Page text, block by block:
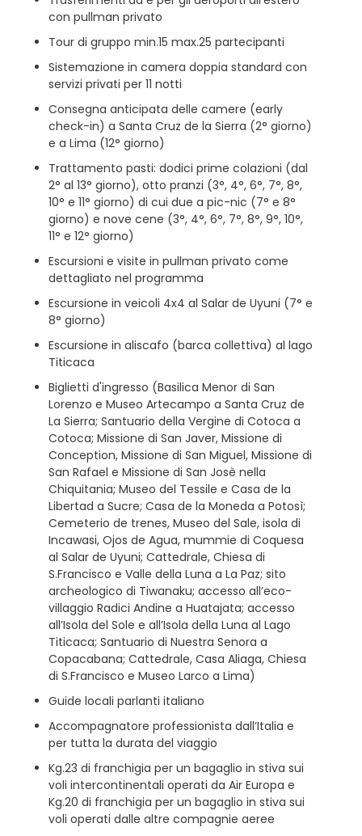
con pullman privato
Tour di gruppo min.15 max.25 partecipanti
Sistemazione in camera doppia standard con
servizi privati per 11 notti
Consegna anticipata delle camere (early
check-in) a Santa Cruz de la Sierra (2° giorno)
e a Lima (12° giorno)
Trattamento pasti: dodici prime colazioni (dal
2° al 13° giorno), otto pranzi (3°, 4°, 6°, 7°, 8°,
10° e 11° giorno) di cui due a pic-nic (7° e 8°
giorno) e nove cene (3°, 4°, 6°, 7°, 8°, 9°, 10°,
11° e 12° giorno)
Escursioni e visite in pullman privato come
dettagliato nel programma
Escursione in veicoli 4x4 al Salar de Uyuni (7° e
8° giorno)
Escursione in aliscafo (barca collettiva) al lago
Titicaca
Biglietti d'ingresso (Basilica Menor di San
Lorenzo e Museo Artecampo a Santa Cruz de
La Sierra; Santuario della Vergine di Cotoca a
Cotoca; Missione di San Javer, Missione di
Conception, Missione di San Miguel, Missione di
San Rafael e Missione di San Josè nella
Chiquitania; Museo del Tessile e Casa de la
Libertad a Sucre; Casa de la Moneda a Potosì;
Cemeterio de trenes, Museo del Sale, isola di
Incawasi, Ojos de Agua, mummie di Coquesa
al Salar de Uyuni; Cattedrale, Chiesa di
S.Francisco e Valle della Luna a La Paz; sito
archeologico di Tiwanaku; accesso all’eco-
villaggio Radici Andine a Huatajata; accesso
all’Isola del Sole e all’Isola della Luna al Lago
Titicaca; Santuario di Nuestra Senora a
Copacabana; Cattedrale, Casa Aliaga, Chiesa
di S.Francisco e Museo Larco a Lima)
Guide locali parlanti italiano
Accompagnatore professionista dall’Italia e
per tutta la durata del viaggio
Kg.23 di franchigia per un bagaglio in stiva sui
voli intercontinentali operati da Air Europa e
Kg.20 di franchigia per un bagaglio in stiva sui
voli operati dalle altre compagnie aeree